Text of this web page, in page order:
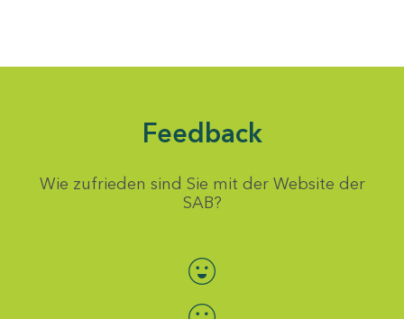
Feedback
Wie zufrieden sind Sie mit der Website der
SAB?
Bewertung auswählen